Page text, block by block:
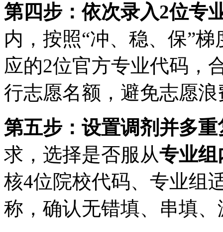
第四步：依次录入2位专
内，按照“冲、稳、保”
应的2位官方专业代码，
行志愿名额，避免志愿浪
第五步：设置调剂并多
求，选择是否服从专业组
核4位院校代码、专业组
称，确认无错填、串填